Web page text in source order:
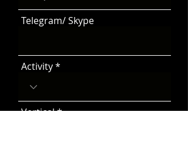
Telegram/ Skype
Activity
Vertical